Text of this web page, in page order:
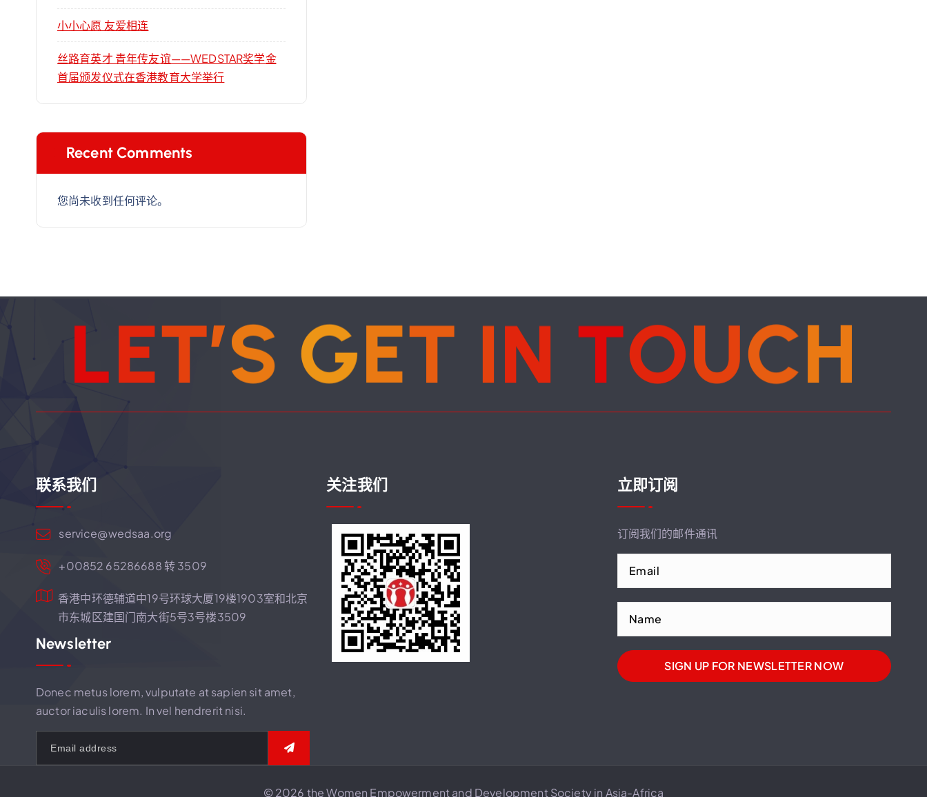
小小心愿 友爱相连
丝路育英才 青年传友谊——WEDSTAR奖学金
首届颁发仪式在香港教育大学举行
Recent Comments
您尚未收到任何评论。
LET’S GET IN TOUCH
联系我们
service@wedsaa.org
+00852 65286688 转 3509
香港中环德辅道中19号环球大厦19楼1903室和北京
市东城区建国门南大街5号3号楼3509
Newsletter
Donec metus lorem, vulputate at sapien sit amet,
auctor iaculis lorem. In vel hendrerit nisi.
关注我们 立即订阅
订阅我们的邮件通讯
© 2026 the Women Empowerment and Development Society in Asia-Africa